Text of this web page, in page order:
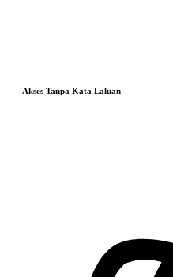
Akses Tanpa Kata Laluan